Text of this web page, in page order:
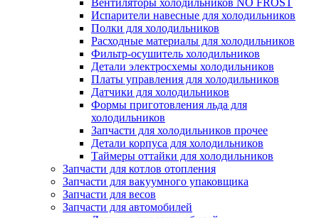
Вентиляторы холодильников NO FROST
Испарители навесные для холодильников
Полки для холодильников
Расходные материалы для холодильников
Фильтр-осушитель холодильников
Детали электросхемы холодильников
Платы управления для холодильников
Датчики для холодильников
Формы приготовления льда для
холодильников
Запчасти для холодильников прочее
Детали корпуса для холодильников
Таймеры оттайки для холодильников
Запчасти для котлов отопления
Запчасти для вакуумного упаковщика
Запчасти для весов
Запчасти для автомобилей